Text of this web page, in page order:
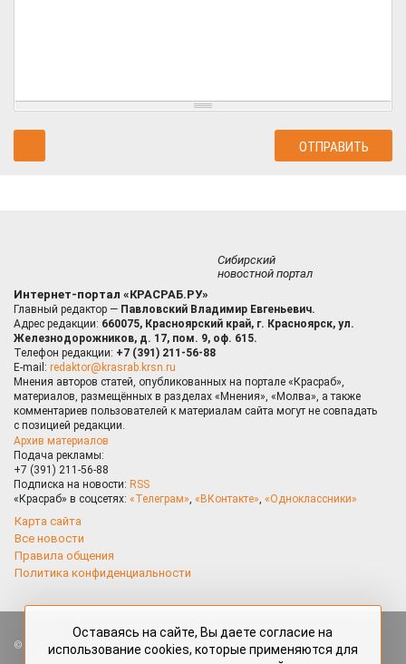
Сибирский
новостной портал
Интернет-портал «КРАСРАБ.РУ»
Главный редактор — Павловский Владимир Евгеньевич.
Адрес редакции: 660075, Красноярский край, г. Красноярск, ул.
Железнодорожников, д. 17, пом. 9, оф. 615.
Телефон редакции: +7 (391) 211-56-88
E-mail: redaktor@krasrab.krsn.ru
Мнения авторов статей, опубликованных на портале «Красраб»,
материалов, размещённых в разделах «Мнения», «Молва», а также
комментариев пользователей к материалам сайта могут не совпадать
с позицией редакции.
Архив материалов
Подача рекламы:
+7 (391) 211-56-88
Подписка на новости: RSS
«Красраб» в соцсетях: «Телеграм» «ВКонтакте» «Одноклассники»
Карта сайта
Все новости
Правила общения
Политика конфиденциальности
Все права защищены. Любые материалы, размещённые на портале
«Красраб.ру» сотрудниками редакции, нештатными авторами
Оставаясь на сайте, Вы даете согласие на
использование cookies, которые применяются для